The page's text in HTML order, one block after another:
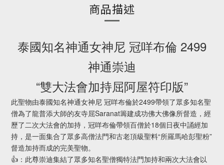
商品描述
泰國知名神通女神尼 冠咩布倫 2499
神通崇迪
“雙大法會加持屈阿屋符印版”
此聖物由泰國知名神通女神尼 冠咩布倫於2499帶領了眾多知名聖
僧為了龍普添大師的友寺屈Saranat籌建成功佛大佛像所督造，經
歷了二次大法會的加持，冠咩布倫帶領百僧於18個日夜中誦經加
持，是一面集合了眾多高僧法門和古老頂級聖料“所羅馬哈彭聖粉”
督造加持而成的完美聖物。
👍：此尊崇迪集結了眾多知名聖僧獨特法門加持和兩次大法會以